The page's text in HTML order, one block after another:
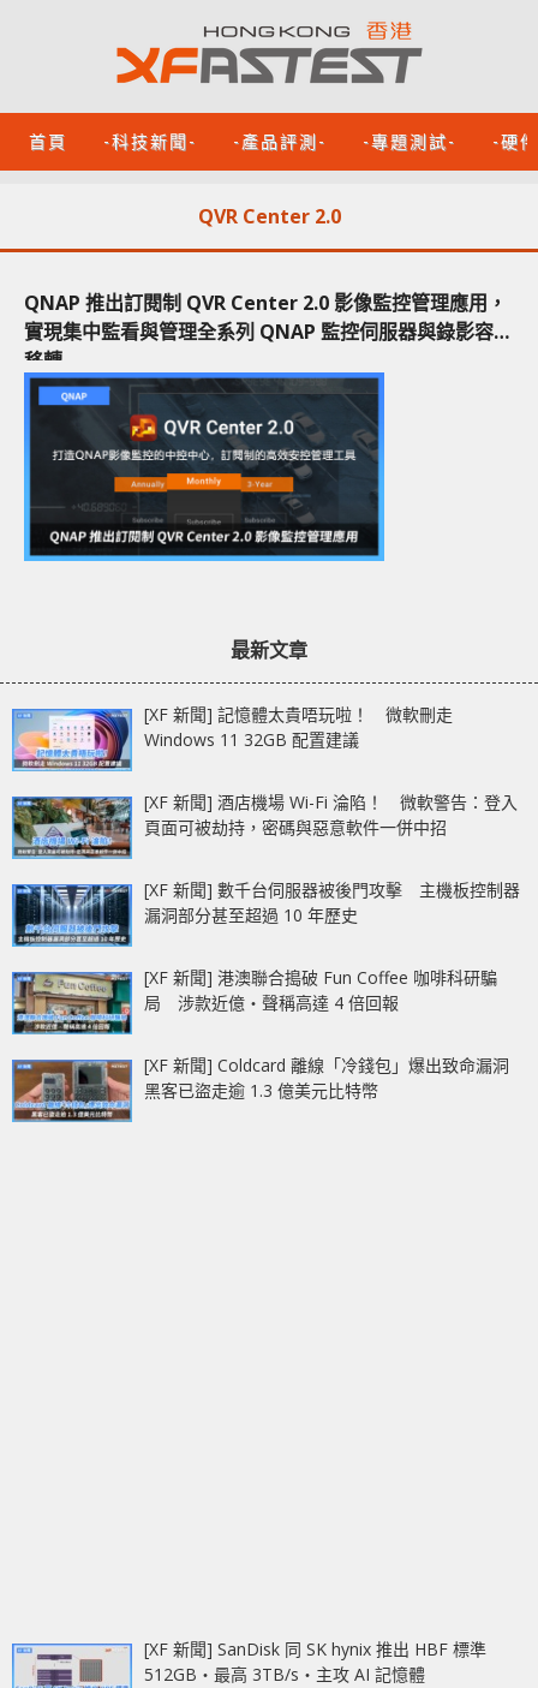
首頁 -科技新聞- -產品評測- -專題測試- -硬
QVR Center 2.0
QNAP 推出訂閱制 QVR Center 2.0 影像監控管理應用，
實現集中監看與管理全系列 QNAP 監控伺服器與錄影容錯
移轉
最新文章
[XF 新聞] 記憶體太貴唔玩啦！ 微軟刪走
Windows 11 32GB 配置建議
[XF 新聞] 酒店機場 Wi-Fi 淪陷！ 微軟警告：登入
頁面可被劫持，密碼與惡意軟件一併中招
[XF 新聞] 數千台伺服器被後門攻擊 主機板控制器
漏洞部分甚至超過 10 年歷史
[XF 新聞] 港澳聯合搗破 Fun Coffee 咖啡科研騙
局 涉款近億‧聲稱高達 4 倍回報
[XF 新聞] Coldcard 離線「冷錢包」爆出致命漏洞
黑客已盜走逾 1.3 億美元比特幣
[XF 新聞] SanDisk 同 SK hynix 推出 HBF 標準
512GB‧最高 3TB/s‧主攻 AI 記憶體